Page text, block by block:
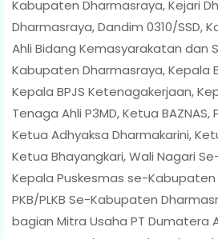
Kabupaten Dharmasraya, Kejari
Dharmasraya, Dandim 0310/SSD,
Ahli Bidang Kemasyarakatan dan
Kabupaten Dharmasraya, Kepala
Kepala BPJS Ketenagakerjaan,
Tenaga Ahli P3MD, Ketua BAZNAS,
Ketua Adhyaksa Dharmakarini,
Ketua Bhayangkari, Wali Nagari
Kepala Puskesmas se-
PKB/PLKB Se-Kabupaten
bagian Mitra Usaha PT Dumatera